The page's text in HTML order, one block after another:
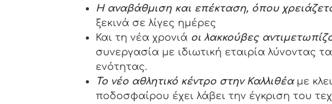
Η αναβάθμιση και επέκταση, όπου
ξεκινά σε λίγες ημέρες
Και τη νέα χρονιά οι λακκούβες
συνεργασία με ιδιωτική εταιρία λύνοντας
ενότητας.
Το νέο αθλητικό κέντρο στην Καλλιθέαμε
ποδοσφαίρου έχει λάβει την έγκριση του